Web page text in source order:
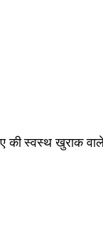
की स्वस्थ खुराक